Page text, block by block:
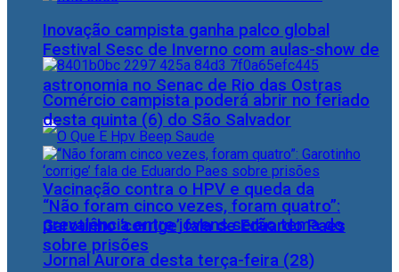
Festival Sesc de Inverno com aulas-show de
astronomia no Senac de Rio das Ostras
Vacinação contra o HPV e queda da
prevalência entre jovens serão tema do
Jornal Aurora desta terça-feira (28)
Inovação campista ganha palco global
Comércio campista poderá abrir no feriado
desta quinta (6) do São Salvador
“Não foram cinco vezes, foram quatro”:
Garotinho ‘corrige’ fala de Eduardo Paes
sobre prisões